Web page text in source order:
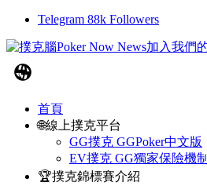
Telegram 88k Followers
首頁
🌐線上撲克平台
GG撲克 GGPoker中文版
EV撲克 GG獨家保險機制
🏆撲克錦標賽介紹